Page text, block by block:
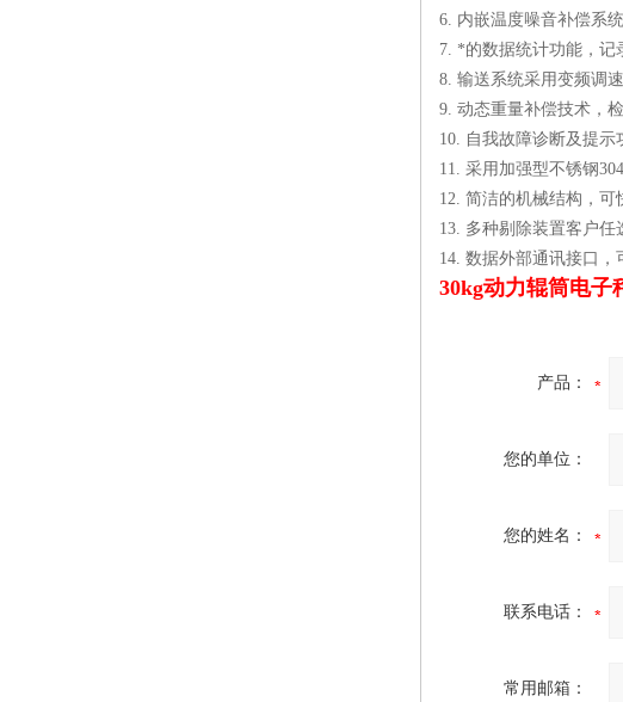
6. 内嵌温度噪音补偿系
7. *的数据统计功能，记
8. 输送系统采用变频调
9. 动态重量补偿技术，
10. 自我故障诊断及提示
11. 采用加强型不锈钢
12. 简洁的机械结构，可
13. 多种剔除装置客户任
14. 数据外部通讯接口
30kg动力辊筒电子
产品：
您的单位：
您的姓名：
联系电话：
常用邮箱：